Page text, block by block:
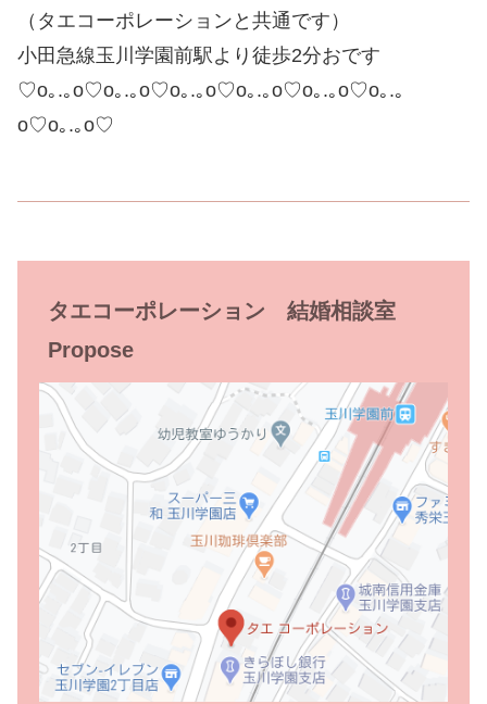
（タエコーポレーションと共通です）
小田急線玉川学園前駅より徒歩2分おです
♡o｡.｡o♡o｡.｡o♡o｡.｡o♡o｡.｡o♡o｡.｡o♡o｡.｡
o♡o｡.｡o♡
タエコーポレーション 結婚相談室
Propose